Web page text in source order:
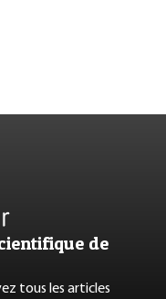
de
tous les articles